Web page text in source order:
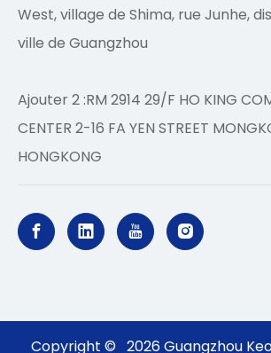
West, village de Shima, rue Junhe,
ville de Guangzhou
Ajouter 2 :RM 2914 29/F HO KING
CENTER 2-16 FA YEN STREET
HONGKONG
Copyright © 2026Guangzhou